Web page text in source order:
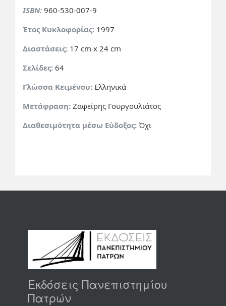
ISBN: 960-530-007-9
Έτος Κυκλοφορίας: 1997
Διαστάσεις: 17 cm x 24 cm
Σελίδες: 64
Γλώσσα Κειμένου: Ελληνικά
Μετάφραση: Ζαφείρης Γουργουλιάτος
Διαθεσιμότητα μέσω Εύδοξος: Όχι
Εκδόσεις Πανεπιστημίου
Πατρών